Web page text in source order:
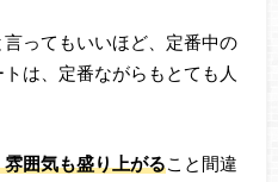
ってもいいほど、定番中の
は、定番ながらもとても人
囲気も盛り上がること間違